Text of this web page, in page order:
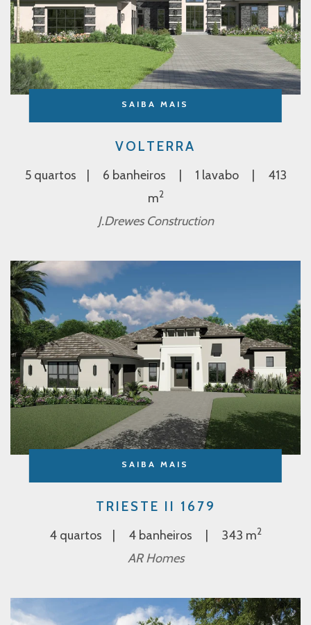
SAIBA MAIS
TRIESTE II 1679
4 quartos 4 banheiros 343 m2
AR Homes
SAIBA MAIS
VOLTERRA
5 quartos 6 banheiros 1 lavabo
413
m2
J.Drewes Construction